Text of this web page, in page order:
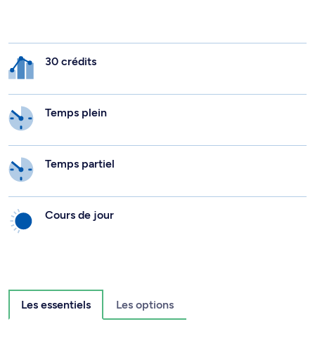
30 crédits
Temps plein
Temps partiel
Cours de jour
Les essentiels Les options